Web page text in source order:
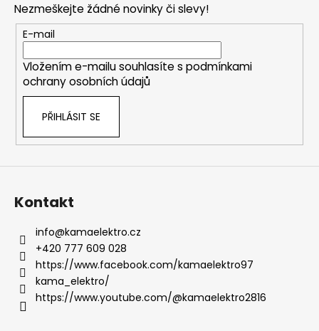
í
p
r
v
k
s
Nezmeškejte žádné novinky či slevy!
E-mail
Vložením e-mailu souhlasíte s podmínkami
ochrany osobních údajů
PŘIHLÁSIT SE
Kontakt
info@kamaelektro.cz
+420 777 609 028
https://www.facebook.com/kamaelektro97
kama_elektro/
https://www.youtube.com/@kamaelektro2816